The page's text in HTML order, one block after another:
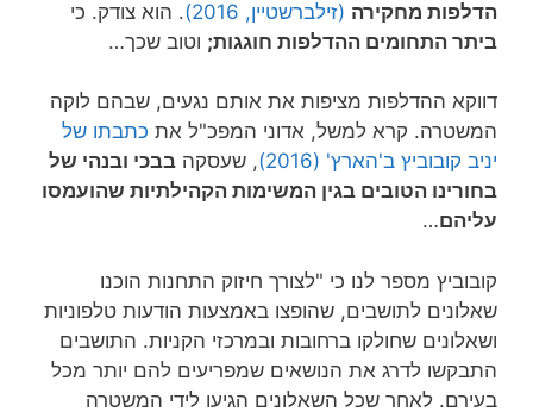
הדלפות מחקירה (זילברשטיין, 2016)
. הוא צודק. כי
ביתר התחומים ההדלפות חוגגות; וטוב שכך…
דווקא ההדלפות מציפות את אותם נגעים, שבהם לוקה
המשטרה. קרא למשל, אדוני המפכ"ל את כתבתו של
יניב קובוביץ ב'הארץ' (2016)
, שעסקה בבכי ובנהי של
בחורינו הטובים בגין המשימות הקהילתיות שהועמסו
עליהם…
קובוביץ מספר לנו כי "לצורך חיזוק התחנות הוכנו
שאלונים לתושבים, שהופצו באמצעות הודעות טלפוניות
ושאלונים שחולקו ברחובות ובמרכזי הקניות. התושבים
התבקשו לדרג את הנושאים שמפריעים להם יותר מכל
בעירם. לאחר שכל השאלונים הגיעו לידי המשטרה